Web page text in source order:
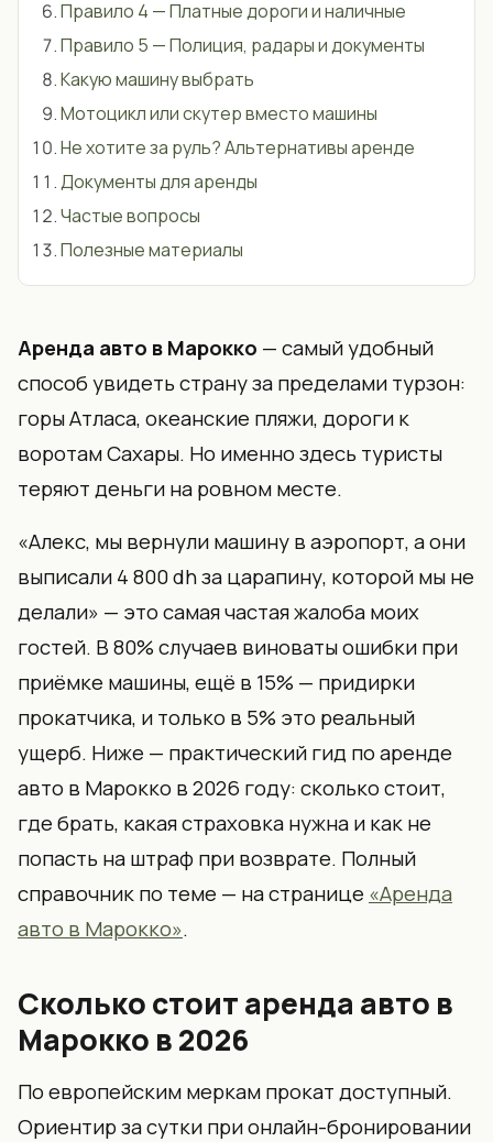
Правило 4 — Платные дороги и наличные
Правило 5 — Полиция, радары и документы
Какую машину выбрать
Мотоцикл или скутер вместо машины
Не хотите за руль? Альтернативы аренде
Документы для аренды
Частые вопросы
Полезные материалы
Аренда авто в Марокко — самый удобный
способ увидеть страну за пределами турзон:
горы Атласа, океанские пляжи, дороги к
воротам Сахары. Но именно здесь туристы
теряют деньги на ровном месте.
«Алекс, мы вернули машину в аэропорт, а они
выписали 4 800 dh за царапину, которой мы не
делали» — это самая частая жалоба моих
гостей. В 80% случаев виноваты ошибки при
приёмке машины, ещё в 15% — придирки
прокатчика, и только в 5% это реальный
ущерб. Ниже — практический гид по аренде
авто в Марокко в 2026 году: сколько стоит,
где брать, какая страховка нужна и как не
попасть на штраф при возврате. Полный
справочник по теме — на странице «Аренда
авто в Марокко».
Сколько стоит аренда авто в
Марокко в 2026
По европейским меркам прокат доступный.
Ориентир за сутки при онлайн-бронировании